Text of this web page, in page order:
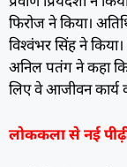
फिरोज ने किया।
विश्वंभर सिंह ने किया।
अनिल पतंग ने कहा
लिए वे आजीवन
लोककला से नई